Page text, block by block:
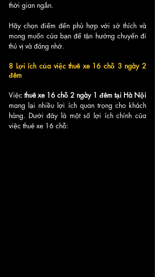
thời gian ngắn.
Hãy chọn điểm đến phù hợp với sở thích và
mong muốn của bạn để tận hưởng chuyến đi
thú vị và đáng nhớ.
8 Lợi ích của việc thuê xe 16 chỗ 3 ngày 2
đêm
Việc
mang lại nhiều lợi ích quan trọng cho khách
hàng. Dưới đây là một số lợi ích chính của
việc thuê xe 16 chỗ: